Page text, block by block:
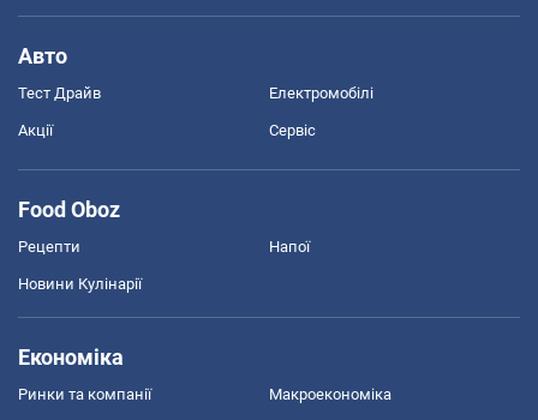
Авто
Тест Драйв Електромобілі
Акції Сервіс
Food Oboz
Рецепти Напої
Новини Кулінарії
Економіка
Ринки та компанії Макроекономіка